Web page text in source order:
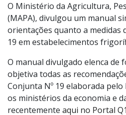
O Ministério da Agricultura,
(MAPA), divulgou um manual
orientações quanto a medidas
19 em estabelecimentos
O manual divulgado elenca de
objetiva todas as
Conjunta Nº 19 elaborada
os ministérios da economia e
recentemente aqui no Portal